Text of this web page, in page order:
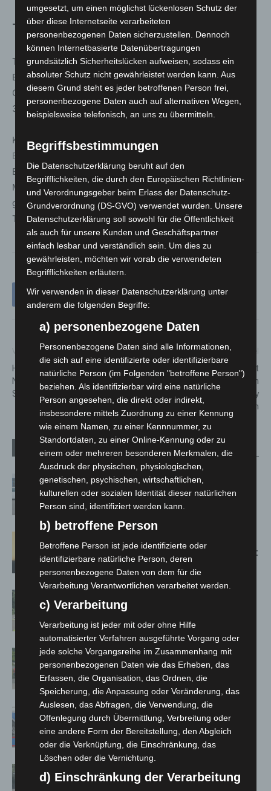
Termin und Kartenverkauf
Termin: Samstag, 18. April 2026
Beginn: 20:00 Uhr
Ort: Theatersaal Langenhagen, Rathenaustraße 14,
30853 Langenhagen
Karten sind erhältlich unter
Eventim.
Eintrittspreis: Vorverkauf ab 28,90 Euro inklusive
Mehrwertsteuer und Vorverkaufsgebühren,
gegebenenfalls zuzüglich Versandkosten.
Telefonische Kartenreservierung: 0511 7004063150.
Vorheriger Artikel
Hannover: Bogenaufzug im
Neuen Rathaus startet in die
Sommersaison
Nächster Artikel
ZAC Niedersachsen lädt
Unternehmen zur ersten
Cybersecurity
Infoveranstaltung ein
Verwandte Artikel Mehr vom Autor
Niedersachsen: Feuerwehrkräfte
kehren nach Waldbrandeinsatz aus
Spanien zurück
Population in Niedersachsen entdeckt
Neuwarmbüchen schnell eingedämmt
Region Hannover: 21 neue
Notfallsanitäter starten beim Roten
Kreuz
Mann läuft mit Hockeyschläger über
A7 – Polizei sucht Zeugen
Gasleitung bei McDonald’s-Umbau in
Langenhagen beschädigt
umgesetzt, um einen möglichst lückenlosen Schutz der
über diese Internetseite verarbeiteten
personenbezogenen Daten sicherzustellen. Dennoch
können Internetbasierte Datenübertragungen
grundsätzlich Sicherheitslücken aufweisen, sodass ein
absoluter Schutz nicht gewährleistet werden kann. Aus
diesem Grund steht es jeder betroffenen Person frei,
personenbezogene Daten auch auf alternativen Wegen,
beispielsweise telefonisch, an uns zu übermitteln.
Begriffsbestimmungen
Die Datenschutzerklärung beruht auf den
Begrifflichkeiten, die durch den Europäischen Richtlinien-
und Verordnungsgeber beim Erlass der Datenschutz-
Grundverordnung (DS-GVO) verwendet wurden. Unsere
Datenschutzerklärung soll sowohl für die Öffentlichkeit
als auch für unsere Kunden und Geschäftspartner
einfach lesbar und verständlich sein. Um dies zu
gewährleisten, möchten wir vorab die verwendeten
Begrifflichkeiten erläutern.
Wir verwenden in dieser Datenschutzerklärung unter
anderem die folgenden Begriffe:
a) personenbezogene Daten
Personenbezogene Daten sind alle Informationen,
die sich auf eine identifizierte oder identifizierbare
natürliche Person (im Folgenden "betroffene Person")
beziehen. Als identifizierbar wird eine natürliche
Person angesehen, die direkt oder indirekt,
insbesondere mittels Zuordnung zu einer Kennung
wie einem Namen, zu einer Kennnummer, zu
Standortdaten, zu einer Online-Kennung oder zu
einem oder mehreren besonderen Merkmalen, die
Ausdruck der physischen, physiologischen,
genetischen, psychischen, wirtschaftlichen,
kulturellen oder sozialen Identität dieser natürlichen
Person sind, identifiziert werden kann.
b) betroffene Person
Betroffene Person ist jede identifizierte oder
identifizierbare natürliche Person, deren
personenbezogene Daten von dem für die
Verarbeitung Verantwortlichen verarbeitet werden.
c) Verarbeitung
Verarbeitung ist jeder mit oder ohne Hilfe
automatisierter Verfahren ausgeführte Vorgang oder
jede solche Vorgangsreihe im Zusammenhang mit
personenbezogenen Daten wie das Erheben, das
Erfassen, die Organisation, das Ordnen, die
Speicherung, die Anpassung oder Veränderung, das
Auslesen, das Abfragen, die Verwendung, die
Offenlegung durch Übermittlung, Verbreitung oder
eine andere Form der Bereitstellung, den Abgleich
oder die Verknüpfung, die Einschränkung, das
Löschen oder die Vernichtung.
d) Einschränkung der Verarbeitung